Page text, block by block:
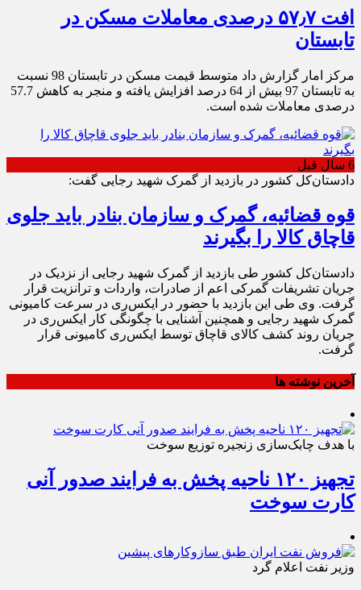
افت ۵۷٫۷ درصدی معاملات مسکن در
تابستان
مرکز امار گزارش داد متوسط قیمت مسکن در تابستان 98 نسبت
به تابستان 97 بیش از 64 درصد افزایش یافته و منجر به کاهش 57.7
درصدی معاملات شده است.
6 سال قبل
دادستان‌کل کشور در بازدید از گمرک شهید رجایی گفت:
قوه قضائیه، گمرک و سازمان بنادر باید جلوی
قاچاق کالا را بگیرند
دادستان‌کل کشور طی بازدید از گمرک شهید رجایی از نزدیک در
جریان تشریفات گمرکی اعم از صادرات، واردات و ترانزیت قرار
گرفت. وی طی این بازدید با حضور در ایکس‌ری در سرعت کامیونی
گمرک شهید رجایی و همچنین آشنایی با چگونگی کار ایکس‌ری در
جریان روند کشف کالای قاچاق توسط ایکس‌ری کامیونی قرار
گرفت.
آخرین نوشته ها
با هدف چابک‌سازی زنجیره توزیع سوخت
تجهیز ۱۲۰ ناحیه پخش به فرایند صدور آنی
کارت سوخت
وزیر نفت اعلام گرد